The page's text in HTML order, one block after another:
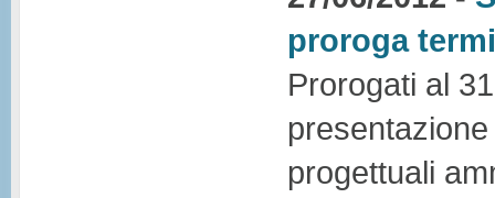
proroga
Prorogati al
progettuali